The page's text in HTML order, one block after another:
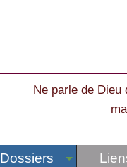
Ne parle de Dieu
Dossiers